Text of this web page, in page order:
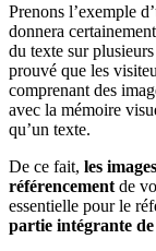
Prenons l’exemple
donnera
du texte sur
prouvé que les
comprenant des
avec la mémoire
qu’un texte.
De ce fait, les
référencement de
essentielle pour le
partie intégrante